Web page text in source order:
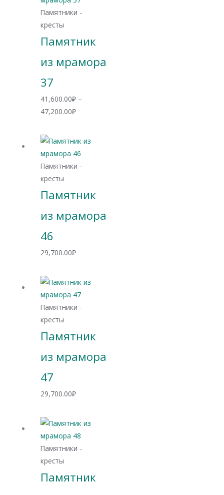
Памятники -
кресты
Памятник
из мрамора
37
41,600.00₽ –
47,200.00₽Диапазон
Памятники -
кресты
Памятник
из мрамора
46
29,700.00₽
Памятники -
кресты
Памятник
из мрамора
47
29,700.00₽
Памятники -
кресты
Памятник